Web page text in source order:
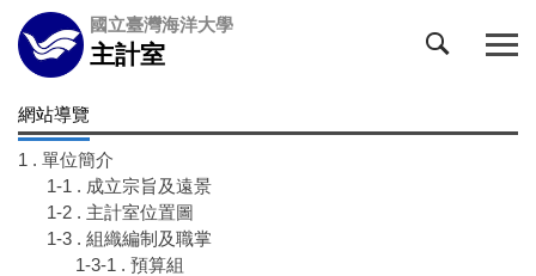
跳
到
主
內
容
國立臺灣海洋大學
主計室
網站導覽
1 . 單位簡介
1-1 . 成立宗旨及遠景
1-2 . 主計室位置圖
1-3 . 組織編制及職掌
1-3-1 . 預算組